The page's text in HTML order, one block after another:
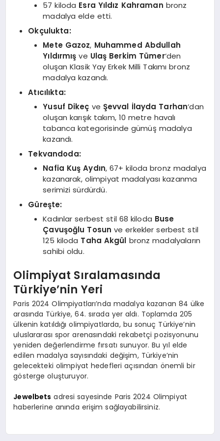
57 kiloda Esra Yıldız Kahraman bronz
madalya elde etti.
Okçulukta:
Mete Gazoz, Muhammed Abdullah
Yıldırmış ve Ulaş Berkim Tümer‘den
oluşan Klasik Yay Erkek Milli Takımı bronz
madalya kazandı.
Atıcılıkta:
Yusuf Dikeç ve Şevval İlayda Tarhan‘dan
oluşan karışık takım, 10 metre havalı
tabanca kategorisinde gümüş madalya
kazandı.
Tekvandoda:
Nafia Kuş Aydın, 67+ kiloda bronz madalya
kazanarak, olimpiyat madalyası kazanma
serimizi sürdürdü.
Güreşte:
Kadınlar serbest stil 68 kiloda Buse
Çavuşoğlu Tosun ve erkekler serbest stil
125 kiloda Taha Akgül bronz madalyaların
sahibi oldu.
Olimpiyat Sıralamasında
Türkiye’nin Yeri
Paris 2024 Olimpiyatları’nda madalya kazanan 84 ülke
arasında Türkiye, 64. sırada yer aldı. Toplamda 205
ülkenin katıldığı olimpiyatlarda, bu sonuç Türkiye’nin
uluslararası spor arenasındaki rekabetçi pozisyonunu
yeniden değerlendirme fırsatı sunuyor. Bu yıl elde
edilen madalya sayısındaki değişim, Türkiye’nin
gelecekteki olimpiyat hedefleri açısından önemli bir
gösterge oluşturuyor.
Jewelbets adresi sayesinde Paris 2024 Olimpiyat
haberlerine anında erişim sağlayabilirsiniz.